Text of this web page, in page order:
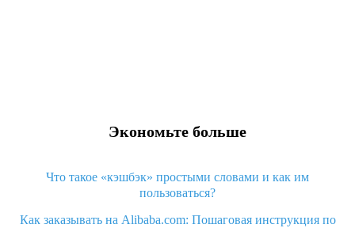
Экономьте больше
Что такое «кэшбэк» простыми словами и как им
пользоваться?
Как заказывать на Alibaba.com: Пошаговая инструкция по